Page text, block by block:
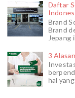
Daftar
Brand
Brand
Jepang
3
hal